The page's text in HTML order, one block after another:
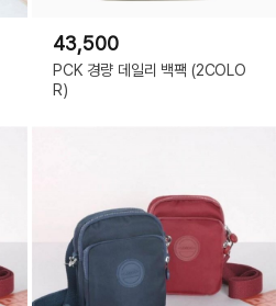
43,500
PCK 경량 데일리 백팩 (2COLO
R)